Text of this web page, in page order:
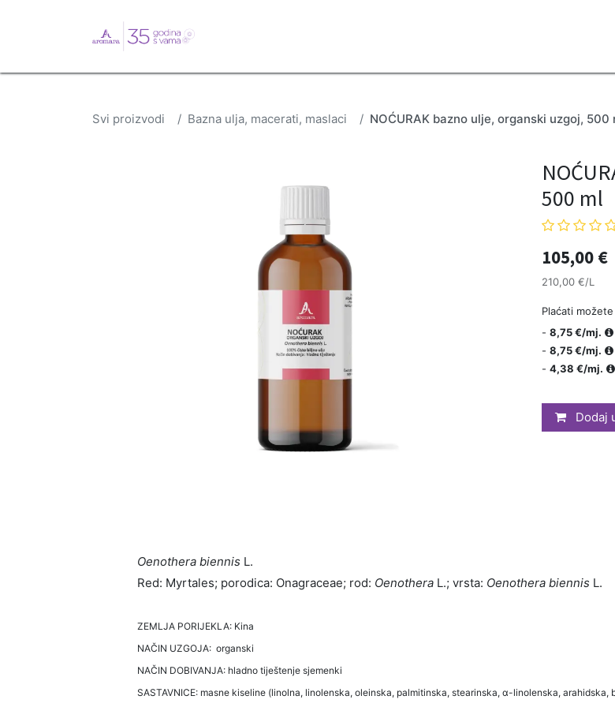
Svi proizvodi Bazna ulja, macerati, maslaci NOĆURAK bazno ulje, organski uzgoj, 500
500 ml
105,00 €
210,00 €/L
Plaćati
- 8,75 €/mj.
- 8,75 €/mj.
- 4,38 €/mj.
Dodaj
Oenothera biennis L.
Red: Myrtales; porodica: Onagraceae; rod: OenotheraL.; vrsta: Oenothera biennis L.
ZEMLJA PORIJEKLA: Kina
NAČIN UZGOJA: organski
NAČIN DOBIVANJA: hladno tiještenje sjemenki
SASTAVNICE: masne kiseline (linolna, linolenska, oleinska, palmitinska, stearinska, α-linolenska, arahidska,